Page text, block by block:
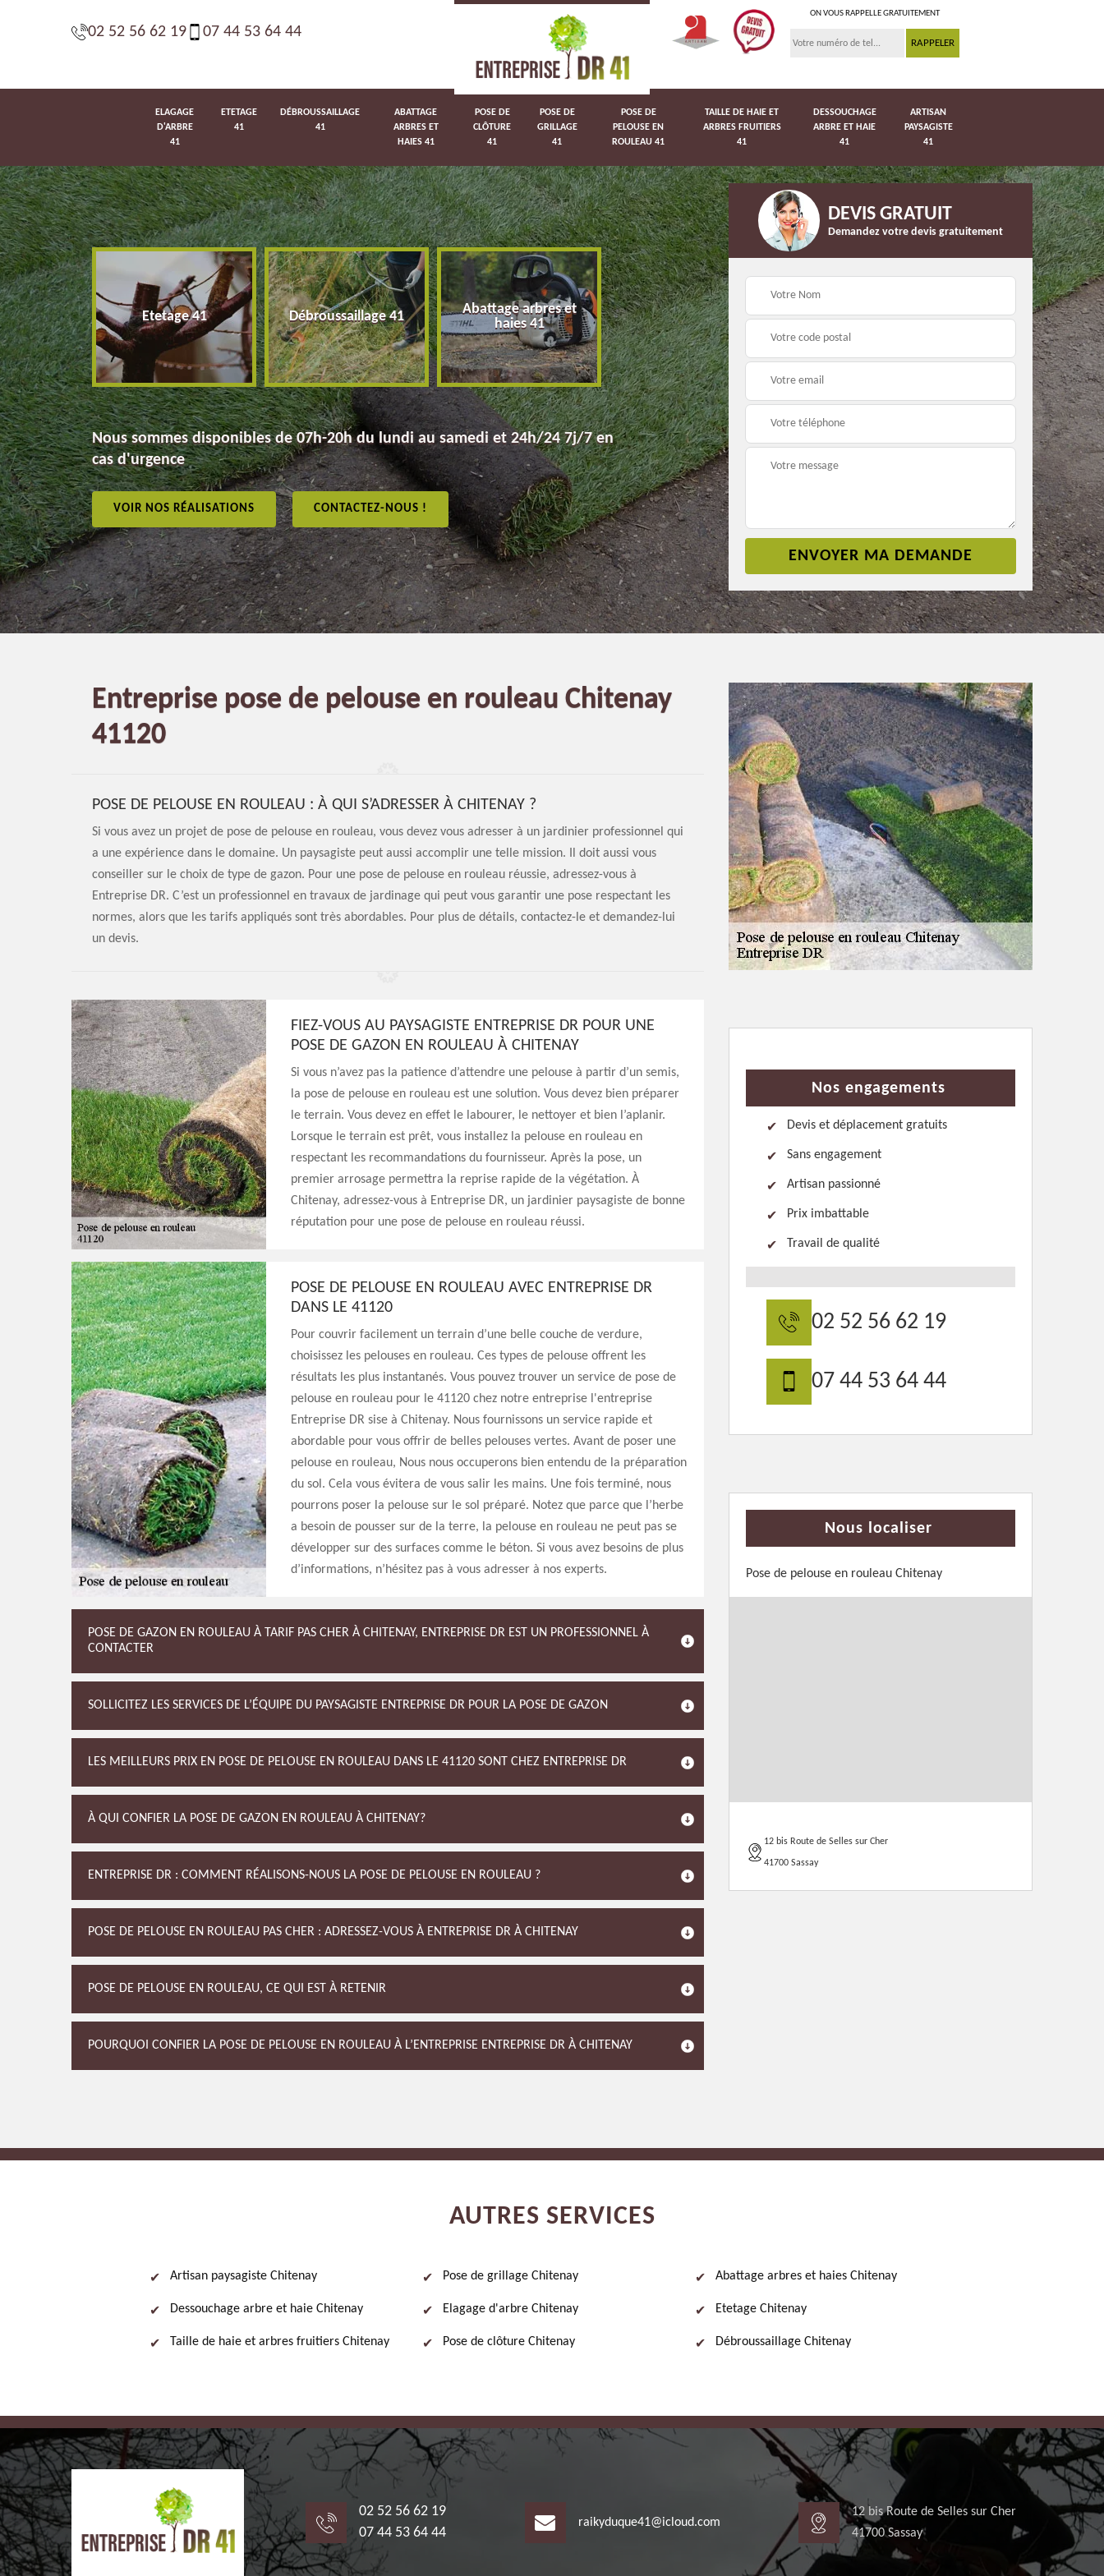
02 52 56 62 19 07 44 53 64 44
ON VOUS RAPPELLE GRATUITEMENT
ELAGAGE
D'ARBRE
41
ETETAGE
41
DÉBROUSSAILLAGE
41
ABATTAGE
ARBRES ET
HAIES 41
POSE DE
CLÔTURE
41
POSE DE
GRILLAGE
41
POSE DE
PELOUSE EN
ROULEAU 41
TAILLE DE HAIE ET
ARBRES FRUITIERS
41
DESSOUCHAGE
ARBRE ET HAIE
41
ARTISAN
PAYSAGISTE
41
41 Etetage 41 Débroussaillage 41
Abattage arbres et
haies 41
Pose de clôture 41 Pose de grillage 41
Pose de pelouse en
rouleau 41
Nous sommes disponibles de 07h-20h du lundi au samedi et 24h/24 7j/7 en
cas d'urgence
VOIR NOS RÉALISATIONS CONTACTEZ-NOUS !
DEVIS GRATUIT
Demandez votre devis gratuitement
Entreprise pose de pelouse en rouleau Chitenay
41120
POSE DE PELOUSE EN ROULEAU : À QUI S’ADRESSER À CHITENAY ?
Si vous avez un projet de pose de pelouse en rouleau, vous devez vous adresser à un jardinier professionnel qui
a une expérience dans le domaine. Un paysagiste peut aussi accomplir une telle mission. Il doit aussi vous
conseiller sur le choix de type de gazon. Pour une pose de pelouse en rouleau réussie, adressez-vous à
Entreprise DR. C’est un professionnel en travaux de jardinage qui peut vous garantir une pose respectant les
normes, alors que les tarifs appliqués sont très abordables. Pour plus de détails, contactez-le et demandez-lui
un devis.
FIEZ-VOUS AU PAYSAGISTE ENTREPRISE DR POUR UNE
POSE DE GAZON EN ROULEAU À CHITENAY
Si vous n’avez pas la patience d’attendre une pelouse à partir d’un semis,
la pose de pelouse en rouleau est une solution. Vous devez bien préparer
le terrain. Vous devez en effet le labourer, le nettoyer et bien l’aplanir.
Lorsque le terrain est prêt, vous installez la pelouse en rouleau en
respectant les recommandations du fournisseur. Après la pose, un
premier arrosage permettra la reprise rapide de la végétation. À
Chitenay, adressez-vous à Entreprise DR, un jardinier paysagiste de bonne
réputation pour une pose de pelouse en rouleau réussi.
POSE DE PELOUSE EN ROULEAU AVEC ENTREPRISE DR
DANS LE 41120
Pour couvrir facilement un terrain d’une belle couche de verdure,
choisissez les pelouses en rouleau. Ces types de pelouse offrent les
résultats les plus instantanés. Vous pouvez trouver un service de pose de
pelouse en rouleau pour le 41120 chez notre entreprise l'entreprise
Entreprise DR sise à Chitenay. Nous fournissons un service rapide et
abordable pour vous offrir de belles pelouses vertes. Avant de poser une
pelouse en rouleau, Nous nous occuperons bien entendu de la préparation
du sol. Cela vous évitera de vous salir les mains. Une fois terminé, nous
pourrons poser la pelouse sur le sol préparé. Notez que parce que l’herbe
a besoin de pousser sur de la terre, la pelouse en rouleau ne peut pas se
développer sur des surfaces comme le béton. Si vous avez besoins de plus
d’informations, n’hésitez pas à vous adresser à nos experts.
POSE DE GAZON EN ROULEAU À TARIF PAS CHER À CHITENAY, ENTREPRISE DR EST UN PROFESSIONNEL À
CONTACTER
SOLLICITEZ LES SERVICES DE L’ÉQUIPE DU PAYSAGISTE ENTREPRISE DR POUR LA POSE DE GAZON
LES MEILLEURS PRIX EN POSE DE PELOUSE EN ROULEAU DANS LE 41120 SONT CHEZ ENTREPRISE DR
À QUI CONFIER LA POSE DE GAZON EN ROULEAU À CHITENAY?
ENTREPRISE DR : COMMENT RÉALISONS-NOUS LA POSE DE PELOUSE EN ROULEAU ?
POSE DE PELOUSE EN ROULEAU PAS CHER : ADRESSEZ-VOUS À ENTREPRISE DR À CHITENAY
POSE DE PELOUSE EN ROULEAU, CE QUI EST À RETENIR
POURQUOI CONFIER LA POSE DE PELOUSE EN ROULEAU À L’ENTREPRISE ENTREPRISE DR À CHITENAY
Nos engagements
Devis et déplacement gratuits
Sans engagement
Artisan passionné
Prix imbattable
Travail de qualité
02 52 56 62 19
07 44 53 64 44
Nous localiser
Pose de pelouse en rouleau Chitenay
12 bis Route de Selles sur Cher
41700 Sassay
AUTRES SERVICES
Artisan paysagiste Chitenay
Dessouchage arbre et haie Chitenay
Taille de haie et arbres fruitiers Chitenay
Pose de grillage Chitenay
Elagage d'arbre Chitenay
Pose de clôture Chitenay
Abattage arbres et haies Chitenay
Etetage Chitenay
Débroussaillage Chitenay
02 52 56 62 19
07 44 53 64 44
raikyduque41@icloud.com
12 bis Route de Selles sur Cher
41700 Sassay